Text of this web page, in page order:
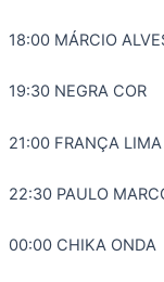
18:00 MÁRCIO
19:30 NEGRA COR
21:00 FRANÇA LIMA
22:30 PAULO
00:00 CHIKA ONDA